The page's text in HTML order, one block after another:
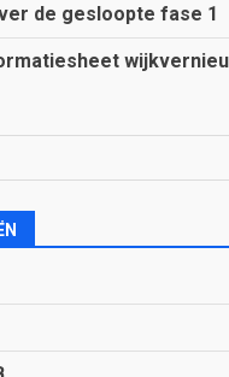
de gesloopte fase 1